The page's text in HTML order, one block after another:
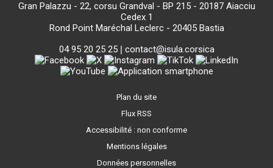
Gran Palazzu - 22, corsu Grandval - BP 215 - 20187 Aiacciu
Cedex 1
Rond Point Maréchal Leclerc - 20405 Bastia
04 95 20 25 25| contact@isula.corsica
Plan du site
Flux RSS
Accessibilité : non conforme
Mentions légales
Données personnelles